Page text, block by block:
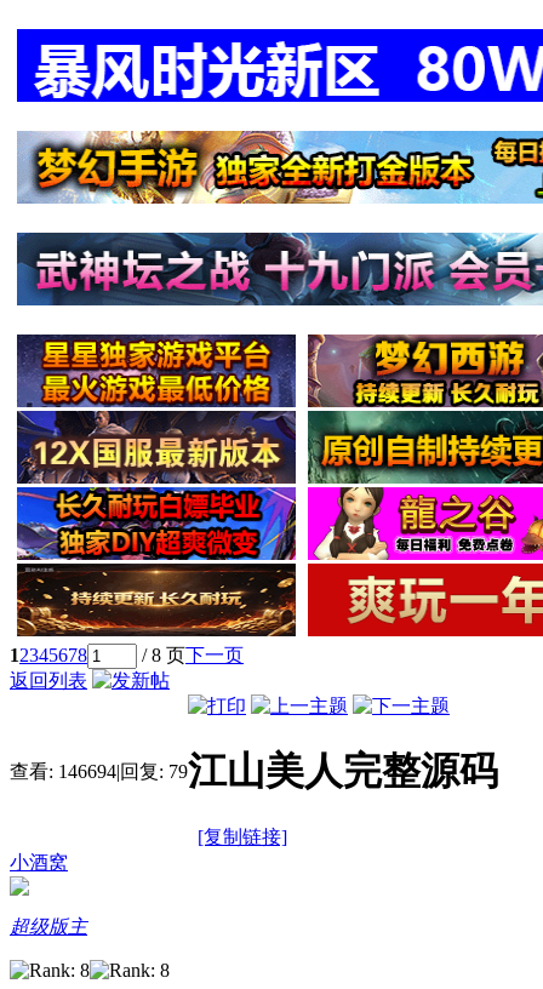
12345678 / 8 页下一页
返回列表
查看: 146694|回复: 79江山美人完整源码
[复制链接]
小酒窝
超级版主